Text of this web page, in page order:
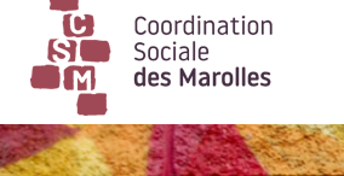
Main Navigation